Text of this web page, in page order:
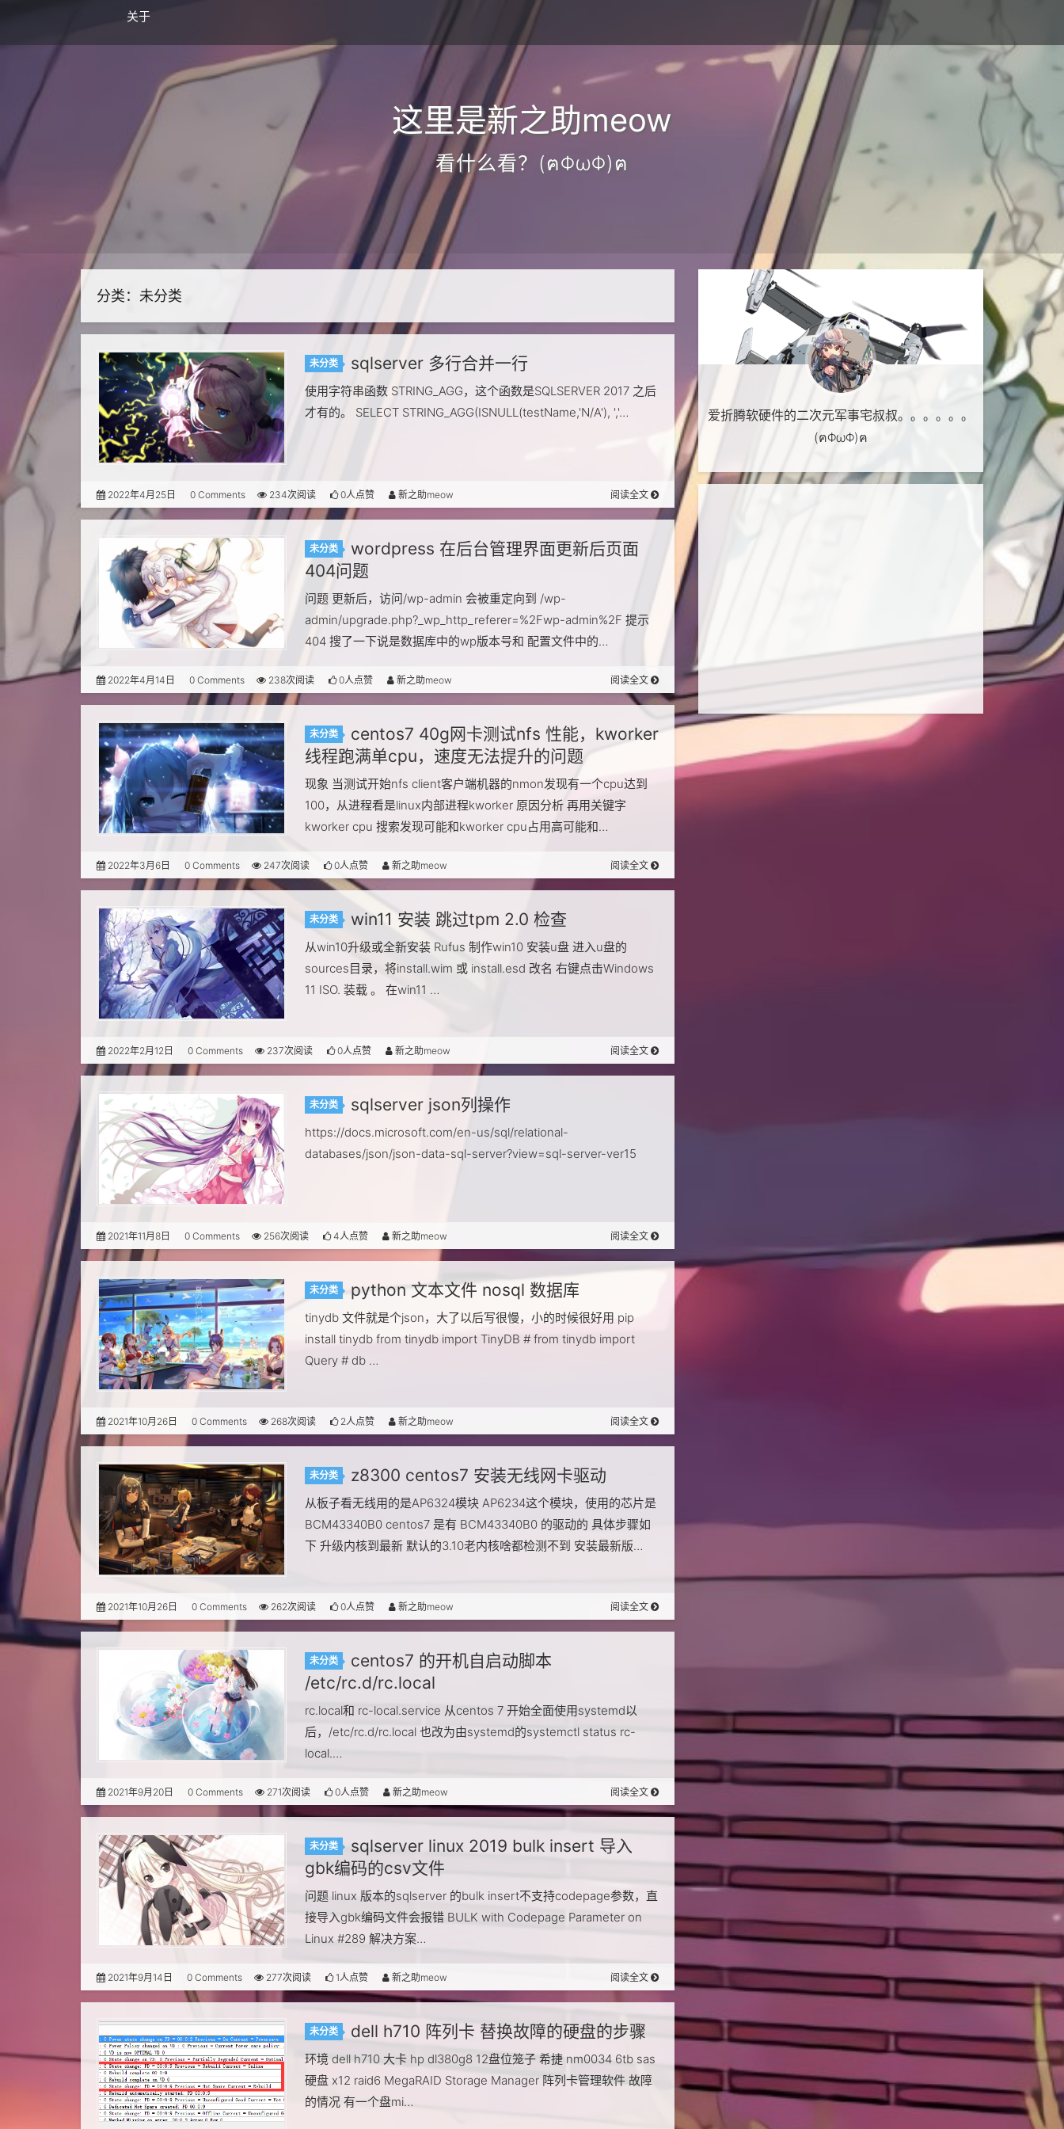
关于
这里是新之助meow
看什么看？(ฅΦωΦ)ฅ
分类：未分类
未分类 sqlserver 多行合并一行
使用字符串函数 STRING_AGG，这个函数是SQLSERVER 2017 之后
才有的。 SELECT STRING_AGG(ISNULL(testName,'N/A'), ','…
2022年4月25日 0 Comments 234次阅读 0人点赞 新之助meow 阅读全文
未分类
wordpress 在后台管理界面更新后页面
404问题
问题 更新后，访问/wp-admin 会被重定向到 /wp-
admin/upgrade.php?_wp_http_referer=%2Fwp-admin%2F 提示
404 搜了一下说是数据库中的wp版本号和 配置文件中的…
2022年4月14日 0 Comments 238次阅读 0人点赞 新之助meow 阅读全文
未分类
centos7 40g网卡测试nfs 性能，kworker
线程跑满单cpu，速度无法提升的问题
现象 当测试开始nfs client客户端机器的nmon发现有一个cpu达到
100，从进程看是linux内部进程kworker 原因分析 再用关键字
kworker cpu 搜索发现可能和kworker cpu占用高可能和…
2022年3月6日 0 Comments 247次阅读 0人点赞 新之助meow 阅读全文
未分类 win11 安装 跳过tpm 2.0 检查
从win10升级或全新安装 Rufus 制作win10 安装u盘 进入u盘的
sources目录，将install.wim 或 install.esd 改名 右键点击Windows
11 ISO. 装载 。 在win11 …
2022年2月12日 0 Comments 237次阅读 0人点赞 新之助meow 阅读全文
未分类 sqlserver json列操作
https://docs.microsoft.com/en-us/sql/relational-
databases/json/json-data-sql-server?view=sql-server-ver15
2021年11月8日 0 Comments 256次阅读 4人点赞 新之助meow 阅读全文
未分类 python 文本文件 nosql 数据库
tinydb 文件就是个json，大了以后写很慢，小的时候很好用 pip
install tinydb from tinydb import TinyDB # from tinydb import
Query # db …
2021年10月26日 0 Comments 268次阅读 2人点赞 新之助meow 阅读全文
未分类 z8300 centos7 安装无线网卡驱动
从板子看无线用的是AP6324模块 AP6234这个模块，使用的芯片是
BCM43340B0 centos7 是有 BCM43340B0 的驱动的 具体步骤如
下 升级内核到最新 默认的3.10老内核啥都检测不到 安装最新版…
2021年10月26日 0 Comments 262次阅读 0人点赞 新之助meow 阅读全文
未分类
centos7 的开机自启动脚本
/etc/rc.d/rc.local
rc.local和 rc-local.service 从centos 7 开始全面使用systemd以
后，/etc/rc.d/rc.local 也改为由systemd的systemctl status rc-
local.…
2021年9月20日 0 Comments 271次阅读 0人点赞 新之助meow 阅读全文
未分类
sqlserver linux 2019 bulk insert 导入
gbk编码的csv文件
问题 linux 版本的sqlserver 的bulk insert不支持codepage参数，直
接导入gbk编码文件会报错 BULK with Codepage Parameter on
Linux #289 解决方案…
2021年9月14日 0 Comments 277次阅读 1人点赞 新之助meow 阅读全文
未分类 dell h710 阵列卡 替换故障的硬盘的步骤
环境 dell h710 大卡 hp dl380g8 12盘位笼子 希捷 nm0034 6tb sas
硬盘 x12 raid6 MegaRAID Storage Manager 阵列卡管理软件 故障
的情况 有一个盘mi…
爱折腾软硬件的二次元军事宅叔叔。。。。。。
(ฅΦωΦ)ฅ